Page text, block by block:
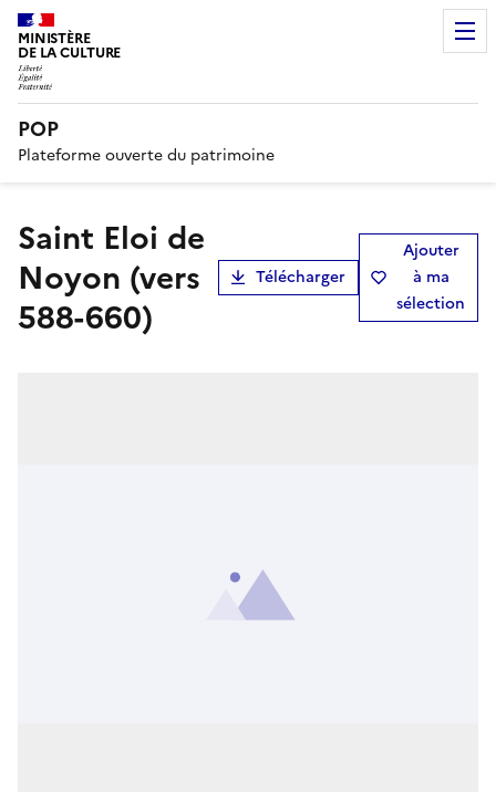
MINISTÈRE
DE LA CULTURE
POP
Plateforme ouverte du patrimoine
Saint Eloi de
Noyon (vers
588-660)
Télécharger
Ajouter
à ma
sélection